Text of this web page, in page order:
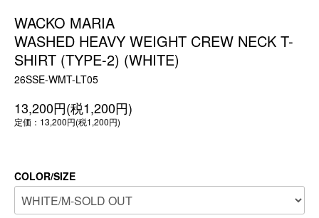
WACKO MARIA
WASHED HEAVY WEIGHT CREW NECK T-
SHIRT (TYPE-2) (WHITE)
26SSE-WMT-LT05
13,200円(税1,200円)
定価：13,200円(税1,200円)
COLOR/SIZE